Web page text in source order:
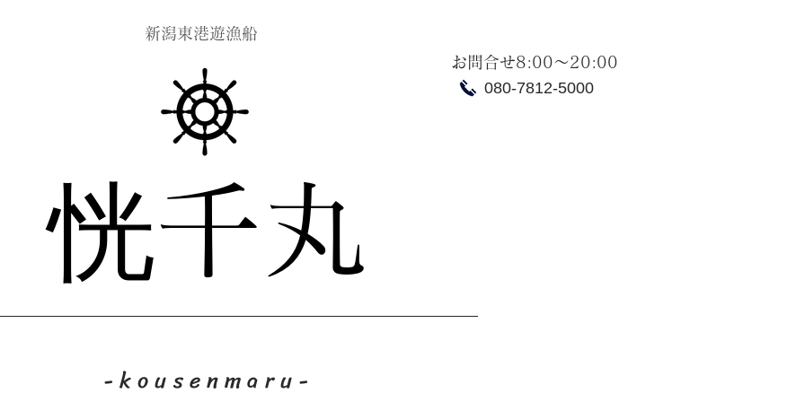
​新潟東港遊漁船
恍千丸
080-7812-5000
お問合せ8:00～20:00
-kousenmaru-